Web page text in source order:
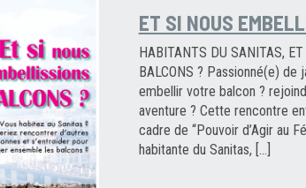
ET SI NOUS
HABITANTS DU SANITAS,
BALCONS ? Passionné(e) de
embellir votre balcon ?
aventure ? Cette rencontre
cadre de “Pouvoir d’Agir au
habitante du Sanitas, […]